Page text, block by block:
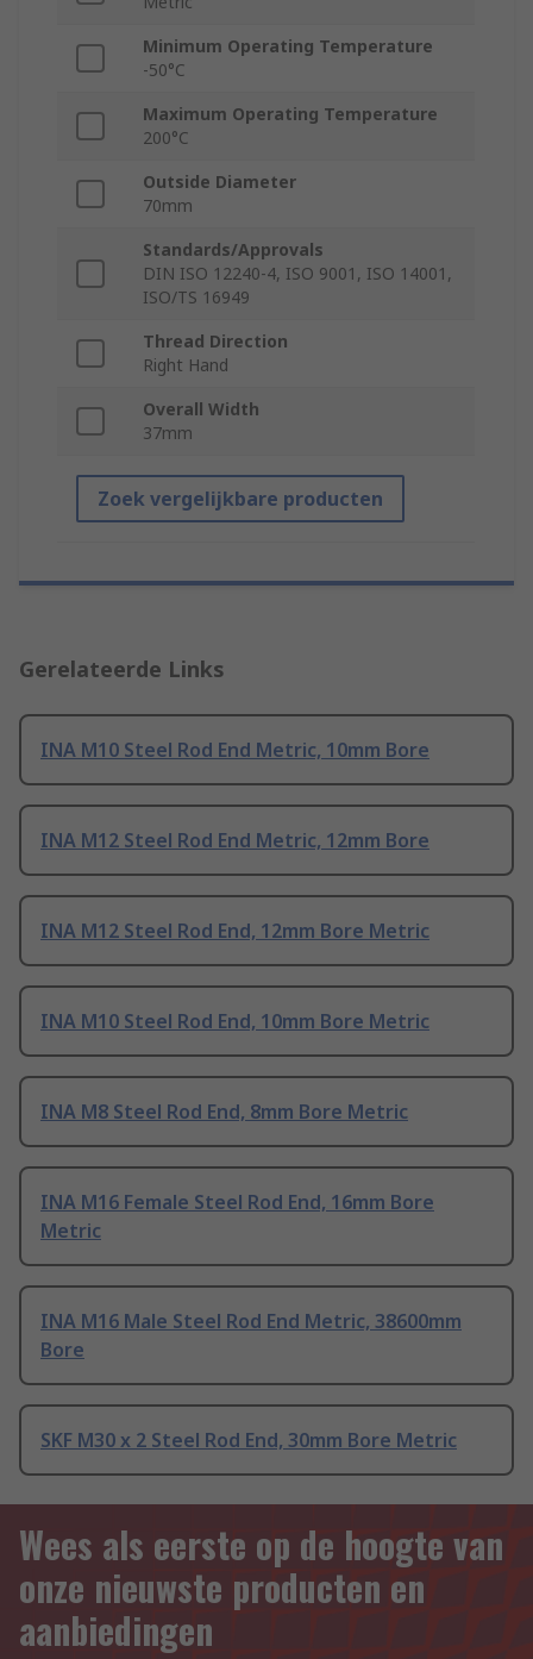
Minimum Operating Temperature
-50°C
Maximum Operating Temperature
200°C
Outside Diameter
70mm
Standards/Approvals
DIN ISO 12240-4, ISO 9001, ISO 14001,
ISO/TS 16949
Thread Direction
Right Hand
Overall Width
37mm
Zoek vergelijkbare producten
Gerelateerde Links
INA M10 Steel Rod End Metric, 10mm Bore
INA M12 Steel Rod End Metric, 12mm Bore
INA M12 Steel Rod End, 12mm Bore Metric
INA M10 Steel Rod End, 10mm Bore Metric
INA M8 Steel Rod End, 8mm Bore Metric
INA M16 Female Steel Rod End, 16mm Bore
Metric
INA M16 Male Steel Rod End Metric, 38600mm
Bore
SKF M30 x 2 Steel Rod End, 30mm Bore Metric
Wees als eerste op de hoogte van
onze nieuwste producten en
aanbiedingen